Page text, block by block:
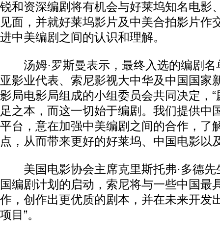
锐和资深编剧将有机会与好莱坞知名电影
见面，并就好莱坞影片及中美合拍影片作
进中美编剧之间的认识和理解。
汤姆·罗斯曼表示，最终入选的编剧名
亚影业代表、索尼影视大中华及中国国家
影局电影局组成的小组委员会共同决定，
足之本，而这一切始于编剧。我们提供中
平台，意在加强中美编剧之间的合作，了
点，从而带来更好的好莱坞、中国电影以
美国电影协会主席克里斯托弗·多德先
国编剧计划的启动，索尼将与一些中国最
作，创作出更优质的剧本，并在未来开发
项目”。